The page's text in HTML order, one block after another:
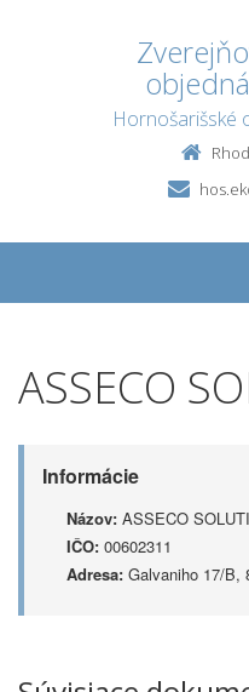
Hornošarišské
ASSECO
Informácie
Názov: ASSECO
IČO: 00602311
Adresa: Galvaniho 17/B,